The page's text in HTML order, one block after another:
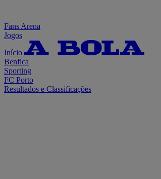
Fans Arena
Jogos
Início
Benfica
Sporting
FC Porto
Resultados e Classificações